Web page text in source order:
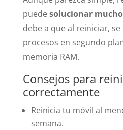
puedesolucionar
debe a que al reiniciar,
procesos en segundo
memoria RAM.
Consejos para
correctamente
Reinicia tu móvil al
semana.